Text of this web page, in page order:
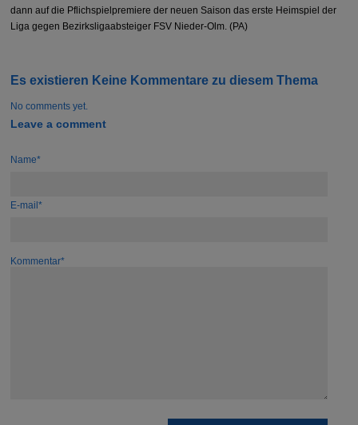
dann auf die Pflichspielpremiere der neuen Saison das erste Heimspiel der
Liga gegen Bezirksligaabsteiger FSV Nieder-Olm. (PA)
Es existieren Keine Kommentare zu diesem Thema
No comments yet.
Leave a comment
Name*
E-mail*
Kommentar*